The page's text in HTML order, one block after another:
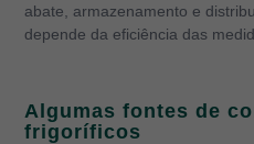
abate, armazenamento e
depende da eficiência das
Algumas fontes de
frigoríficos